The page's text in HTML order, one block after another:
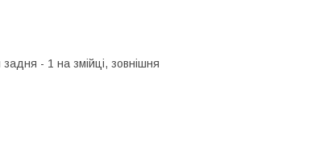
- 1 на змійці, зовнішня